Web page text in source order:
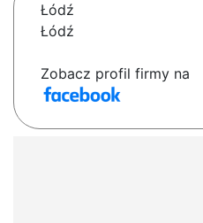
Łódź
Łódź
Zobacz profil firmy na